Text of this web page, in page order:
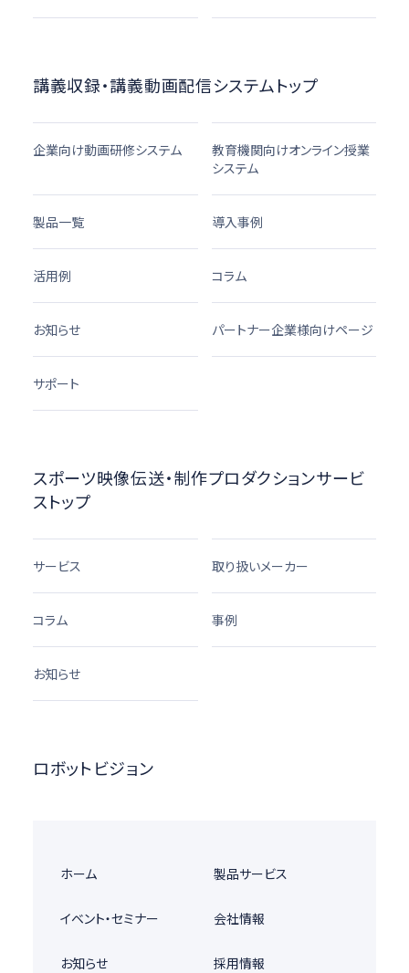
講義収録・講義動画配信システムトップ
企業向け動画研修システム
教育機関向けオンライン授業
システム
製品一覧 導入事例
活用例 コラム
お知らせ パートナー企業様向けページ
サポート
スポーツ映像伝送・制作プロダクションサービ
ストップ
サービス 取り扱いメーカー
コラム 事例
お知らせ
ロボットビジョン
ホーム 製品サービス
イベント・セミナー 会社情報
お知らせ 採用情報